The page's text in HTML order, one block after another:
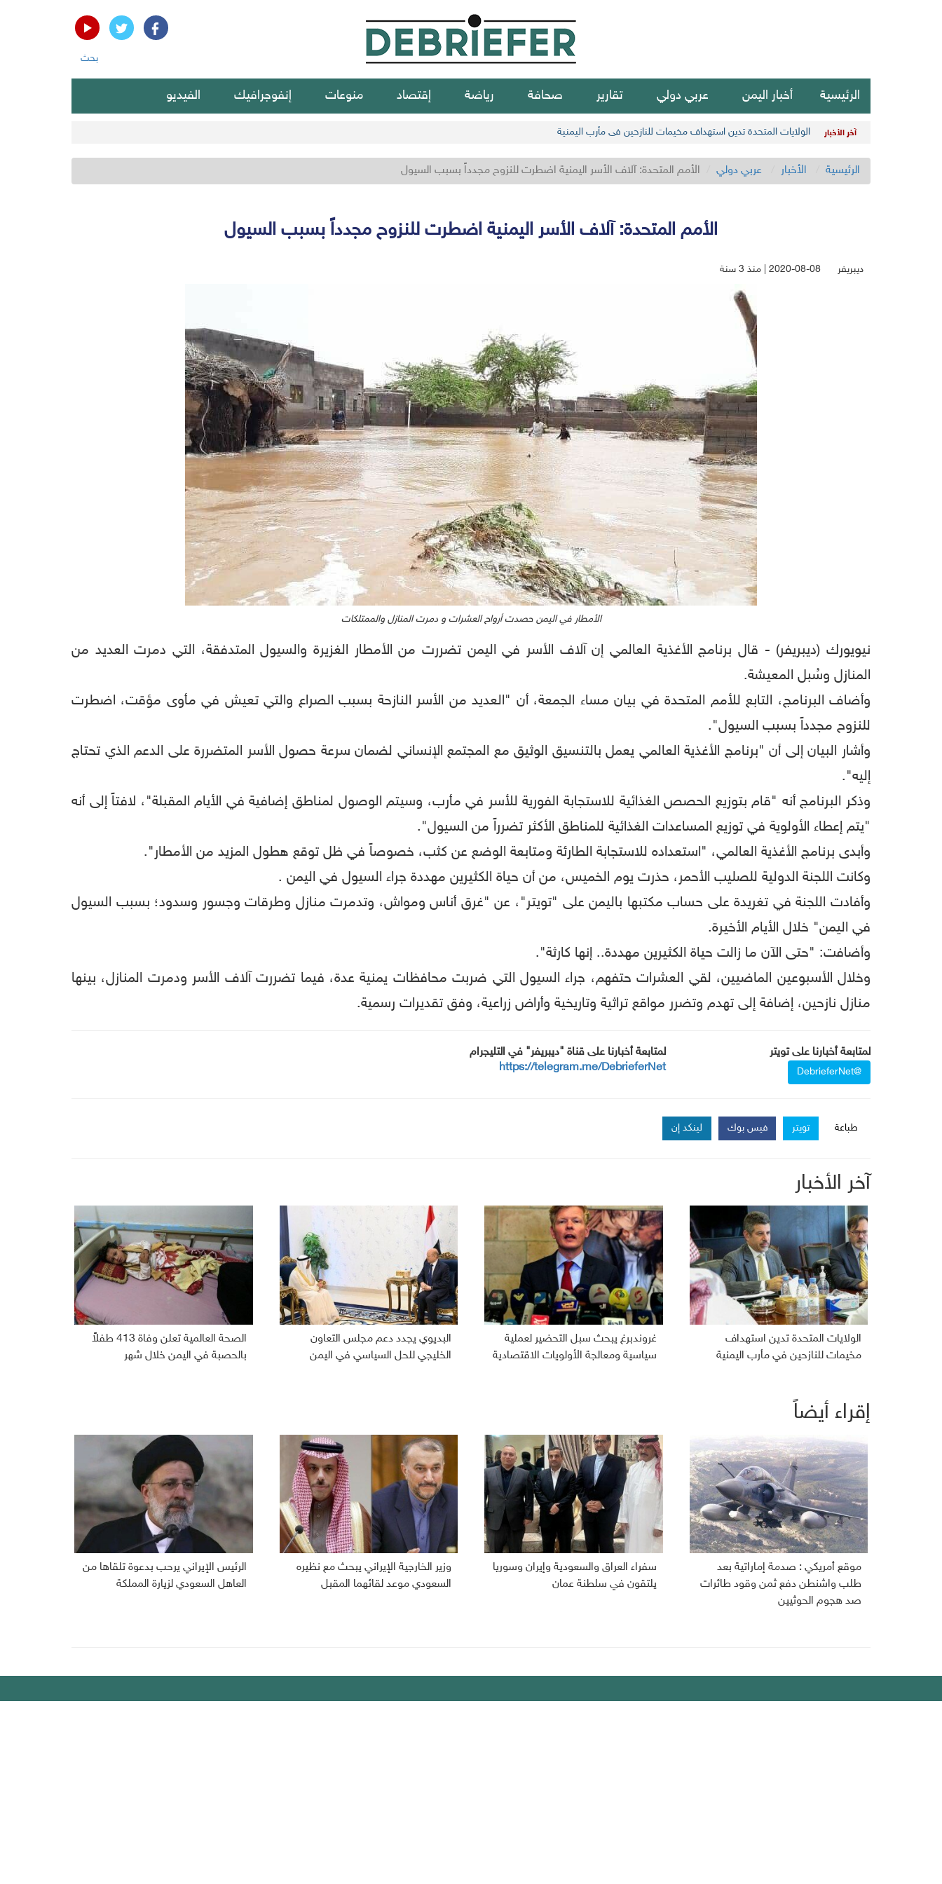
بحث
الرئيسية أخبار اليمن عربي دولي تقارير صحافة رياضة إقتصاد منوعات إنفوجرافيك الفيديو
آخر الأخبار الولايات المتحدة تدين استهداف مخيمات للنازحين في مأرب اليمنية
الرئيسية الأخبار عربي دولي الأمم المتحدة: آلاف الأسر اليمنية اضطرت للنزوح مجدداً بسبب السيول
الأمم المتحدة: آلاف الأسر اليمنية اضطرت للنزوح مجدداً بسبب السيول
ديبريفر 2020-08-08 | منذ 3 سنة
الأمطار في اليمن حصدت أرواح العشرات و دمرت المنازل والممتلكات
نيويورك (ديبريفر) - قال برنامج الأغذية العالمي إن آلاف الأسر في اليمن تضررت من الأمطار الغزيرة والسيول المتدفقة، التي دمرت العديد من
المنازل وسُبل المعيشة.
وأضاف البرنامج، التابع للأمم المتحدة في بيان مساء الجمعة، أن "العديد من الأسر النازحة بسبب الصراع والتي تعيش في مأوى مؤقت، اضطرت
للنزوح مجدداً بسبب السيول".
وأشار البيان إلى أن "برنامج الأغذية العالمي يعمل بالتنسيق الوثيق مع المجتمع الإنساني لضمان سرعة حصول الأسر المتضررة على الدعم الذي تحتاج
إليه".
وذكر البرنامج أنه "قام بتوزيع الحصص الغذائية للاستجابة الفورية للأسر في مأرب، وسيتم الوصول لمناطق إضافية في الأيام المقبلة"، لافتاً إلى أنه
"يتم إعطاء الأولوية في توزيع المساعدات الغذائية للمناطق الأكثر تضرراً من السيول".
وأبدى برنامج الأغذية العالمي، "استعداده للاستجابة الطارئة ومتابعة الوضع عن كثب، خصوصاً في ظل توقع هطول المزيد من الأمطار".
وكانت اللجنة الدولية للصليب الأحمر، حذرت يوم الخميس، من أن حياة الكثيرين مهددة جراء السيول في اليمن .
وأفادت اللجنة في تغريدة على حساب مكتبها باليمن على "تويتر"، عن "‏غرق أناس ومواش، وتدمرت منازل وطرقات وجسور وسدود؛ بسبب السيول
في اليمن" خلال الأيام الأخيرة.
وأضافت: "حتى الآن ما زالت حياة الكثيرين مهددة.. إنها كارثة".
وخلال الأسبوعين الماضيين، لقي العشرات حتفهم، جراء السيول التي ضربت محافظات يمنية عدة، فيما تضررت آلاف الأسر ودمرت المنازل، بينها
منازل نازحين، إضافة إلى تهدم وتضرر مواقع تراثية وتاريخية وأراض زراعية، وفق تقديرات رسمية.
لمتابعة أخبارنا على تويتر
@DebrieferNet
لمتابعة أخبارنا على قناة "ديبريفر" في التليجرام
https://telegram.me/DebrieferNet
طباعة تويتر فيس بوك لينكد إن
آخر الأخبار
الولايات المتحدة تدين استهداف
مخيمات للنازحين في مأرب اليمنية
غروندبرغ يبحث سبل التحضير لعملية
سياسية ومعالجة الأولويات الاقتصادية
البديوي يجدد دعم مجلس التعاون
الخليجي للحل السياسي في اليمن
الصحة العالمية تعلن وفاة 413 طفلاً
بالحصبة في اليمن خلال شهر
إقراء أيضاً
موقع أمريكي : صدمة إماراتية بعد
طلب واشنطن دفع ثمن وقود طائرات
صد هجوم الحوثيين
سفراء العراق والسعودية وإيران وسوريا
يلتقون في سلطنة عمان
وزير الخارجية الإيراني يبحث مع نظيره
السعودي موعد لقائهما المقبل
الرئيس الإيراني يرحب بدعوة تلقاها من
العاهل السعودي لزيارة المملكة